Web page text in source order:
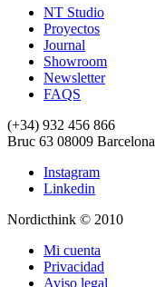
NT Studio
Proyectos
Journal
Showroom
Newsletter
FAQS
(+34) 932 456 866
Bruc 63 08009 Barcelona
Instagram
Linkedin
Nordicthink © 2010
Mi cuenta
Privacidad
Aviso legal